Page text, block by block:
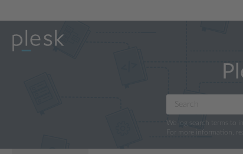
We log search terms to
For more information,